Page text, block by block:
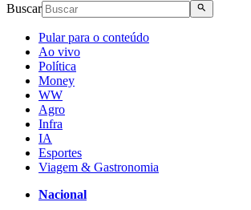
Buscar
Pular para o conteúdo
Ao vivo
Política
Money
WW
Agro
Infra
IA
Esportes
Viagem & Gastronomia
Nacional